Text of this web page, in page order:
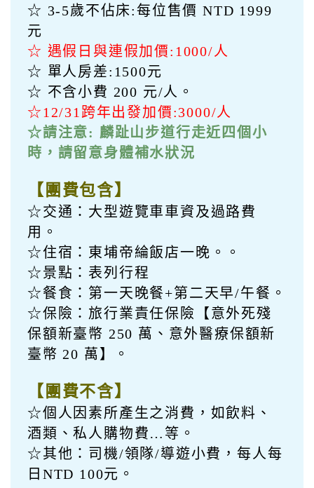
☆ 3-5歲不佔床:每位售價 NTD 1999
元
☆ 遇假日與連假加價:1000/人
☆ 單人房差:1500元
☆ 不含小費 200 元/人。
☆12/31跨年出發加價:3000/人
☆請注意: 麟趾山步道行走近四個小
時，請留意身體補水狀況
【團費包含】
☆交通：大型遊覽車車資及過路費
用。
☆住宿：東埔帝綸飯店一晚。。
☆景點：表列行程
☆餐食：第一天晚餐+第二天早/午餐。
☆保險：旅行業責任保險【意外死殘
保額新臺幣 250 萬、意外醫療保額新
臺幣 20 萬】。
【團費不含】
☆個人因素所產生之消費，如飲料、
酒類、私人購物費…等。
☆其他：司機/領隊/導遊小費，每人每
日NTD 100元。